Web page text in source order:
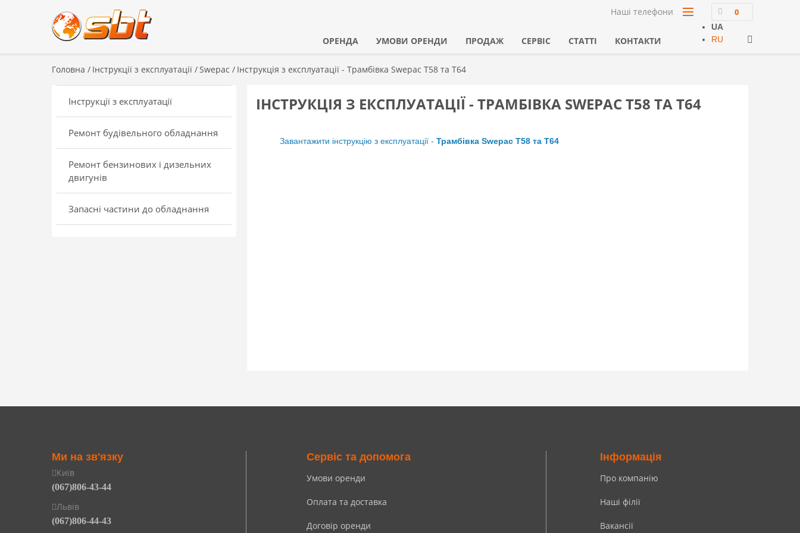
Наші телефони 0
UA
RU
ОРЕНДА УМОВИ ОРЕНДИ ПРОДАЖ СЕРВІС СТАТТІ КОНТАКТИ
Головна / Інструкції з експлуатації /Swepac / Інструкція з експлуатації - Трамбівка Swepac T58 та T64
Інструкції з експлуатації
Ремонт будівельного обладнання
Ремонт бензинових і дизельних
двигунів
Запасні частини до обладнання
ІНСТРУКЦІЯ З ЕКСПЛУАТАЦІЇ - ТРАМБІВКА SWEPAC T58 ТА T64
Завантажити інструкцію з експлуатації - Трамбівка Swepac T58 та T64
Ми на зв'язку
Київ
(067)806-43-44
Львів
(067)806-44-43
Сервіс та допомога
Умови оренди
Оплата та доставка
Договір оренди
Інформація
Про компанію
Наші філії
Вакансії